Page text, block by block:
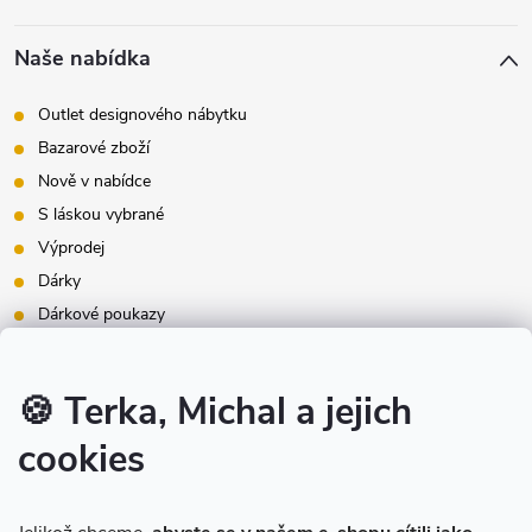
🍪 Terka, Michal a jejich
cookies
Naše nabídka
Outlet designového nábytku
Bazarové zboží
Nově v nabídce
S láskou vybrané
Výprodej
Dárky
Dárkové poukazy
Instagram